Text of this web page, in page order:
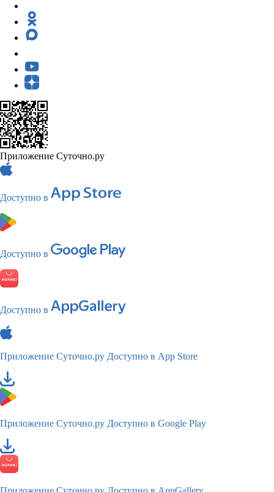
Приложение Суточно.ру
Доступно в
Доступно в
Доступно в
Приложение Суточно.ру Доступно в App Store
Приложение Суточно.ру Доступно в Google Play